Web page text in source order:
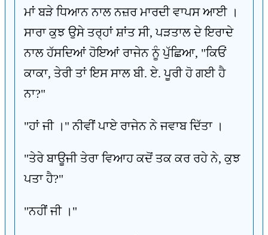
ਮਾਂ ਬੜੇ ਧਿਆਨ ਨਾਲ ਨਜ਼ਰ ਮਾਰਦੀ ਵਾਪਸ ਆਈ ।
ਸਾਰਾ ਕੁਝ ਉਸੇ ਤਰ੍ਹਾਂ ਸ਼ਾਂਤ ਸੀ, ਪੜਤਾਲ ਦੇ ਇਰਾਦੇ
ਨਾਲ ਹੱਸਦਿਆਂ ਹੋਇਆਂ ਰਾਜੇਨ ਨੂੰ ਪੁੱਛਿਆ, "ਕਿਓਂ
ਕਾਕਾ, ਤੇਰੀ ਤਾਂ ਇਸ ਸਾਲ ਬੀ. ਏ. ਪੂਰੀ ਹੋ ਗਈ ਹੈ
ਨਾ?"
"ਹਾਂ ਜੀ ।" ਨੀਵੀਂ ਪਾਏ ਰਾਜੇਨ ਨੇ ਜਵਾਬ ਦਿੱਤਾ ।
"ਤੇਰੇ ਬਾਊਜੀ ਤੇਰਾ ਵਿਆਹ ਕਦੋਂ ਤਕ ਕਰ ਰਹੇ ਨੇ, ਕੁਝ
ਪਤਾ ਹੈ?"
"ਨਹੀਂ ਜੀ ।"